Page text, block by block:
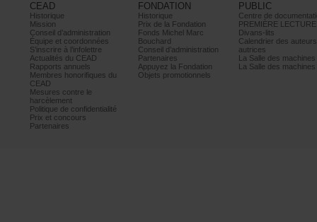
CEAD
Historique
Mission
Conseild’administration
Équipeetcoordonnées
S’inscrireàl’infolettre
ActualitésduCEAD
Rapportsannuels
Membreshonorifiquesdu
CEAD
Mesurescontrele
harcèlement
Politiquedeconfidentialité
Prixetconcours
Partenaires
FONDATION
Historique
PrixdelaFondation
FondsMichelMarc
Bouchard
Conseild’administration
Partenaires
AppuyezlaFondation
Objetspromotionnels
PUBLIC
PREMIÈRELECTURE
Divans-lits
autrices